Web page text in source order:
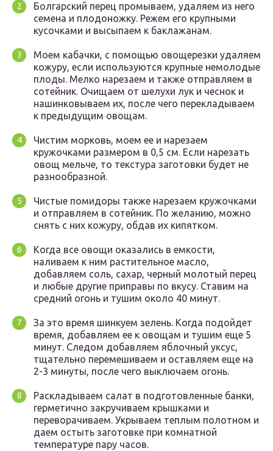
Болгарский перец промываем, удаляем из него
семена и плодоножку. Режем его крупными
кусочками и высыпаем к баклажанам.
Моем кабачки, с помощью овощерезки удаляем
кожуру, если используются крупные немолодые
плоды. Мелко нарезаем и также отправляем в
сотейник. Очищаем от шелухи лук и чеснок и
нашинковываем их, после чего перекладываем
к предыдущим овощам.
Чистим морковь, моем ее и нарезаем
кружочками размером в 0,5 см. Если нарезать
овощ мельче, то текстура заготовки будет не
разнообразной.
Чистые помидоры также нарезаем кружочками
и отправляем в сотейник. По желанию, можно
снять с них кожуру, обдав их кипятком.
Когда все овощи оказались в емкости,
наливаем к ним растительное масло,
добавляем соль, сахар, черный молотый перец
и любые другие приправы по вкусу. Ставим на
средний огонь и тушим около 40 минут.
За это время шинкуем зелень. Когда подойдет
время, добавляем ее к овощам и тушим еще 5
минут. Следом добавляем яблочный уксус,
тщательно перемешиваем и оставляем еще на
2-3 минуты, после чего выключаем огонь.
Раскладываем салат в подготовленные банки,
герметично закручиваем крышками и
переворачиваем. Укрываем теплым полотном и
даем остыть заготовке при комнатной
температуре пару часов.